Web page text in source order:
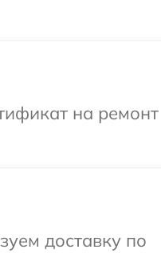
на ремонт
доставку по